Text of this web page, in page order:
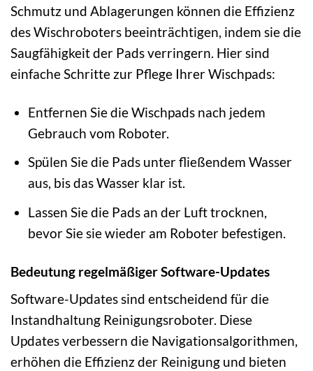
Schmutz und Ablagerungen können die Effizienz
des Wischroboters beeinträchtigen, indem sie die
Saugfähigkeit der Pads verringern. Hier sind
einfache Schritte zur Pflege Ihrer Wischpads:
Entfernen Sie die Wischpads nach jedem
Gebrauch vom Roboter.
Spülen Sie die Pads unter fließendem Wasser
aus, bis das Wasser klar ist.
Lassen Sie die Pads an der Luft trocknen,
bevor Sie sie wieder am Roboter befestigen.
Bedeutung regelmäßiger Software-Updates
Software-Updates sind entscheidend für die
Instandhaltung Reinigungsroboter. Diese
Updates verbessern die Navigationsalgorithmen,
erhöhen die Effizienz der Reinigung und bieten